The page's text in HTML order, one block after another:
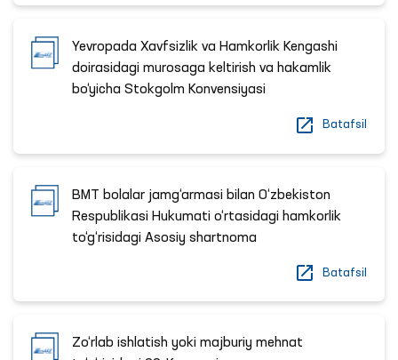
Yevropada Xavfsizlik va Hamkorlik Kengashi
doirasidagi murosaga keltirish va hakamlik
bo‘yicha Stokgolm Konvensiyasi
Batafsil
BMT bolalar jamg‘armasi bilan O‘zbekiston
Respublikasi Hukumati o‘rtasidagi hamkorlik
to‘g‘risidagi Asosiy shartnoma
Batafsil
Zo‘rlab ishlatish yoki majburiy mehnat